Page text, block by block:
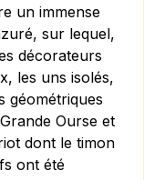
un immense
sur lequel,
décorateurs
les uns isolés,
géométriques
Ourse et
dont le timon
ont été